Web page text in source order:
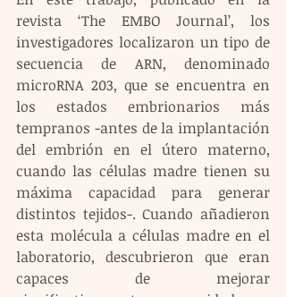
revista ‘The EMBO Journal’, los
investigadores localizaron un tipo de
secuencia de ARN, denominado
microRNA 203, que se encuentra en
los estados embrionarios más
tempranos -antes de la implantación
del embrión en el útero materno,
cuando las células madre tienen su
máxima capacidad para generar
distintos tejidos-. Cuando añadieron
esta molécula a células madre en el
laboratorio, descubrieron que eran
capaces de mejorar